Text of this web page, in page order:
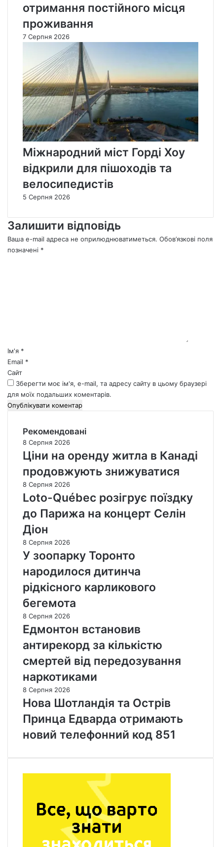
отримання постійного місця
проживання
7 Серпня 2026
Міжнародний міст Горді Хоу
відкрили для пішоходів та
велосипедистів
5 Серпня 2026
Залишити відповідь
Ваша e-mail адреса не оприлюднюватиметься. Обов’язкові поля
позначені *
*Ім'я *
Email *
Сайт
Зберегти моє ім'я, e-mail, та адресу сайту в цьому браузері
для моїх подальших коментарів.
Рекомендовані
8 Серпня 2026
Ціни на оренду житла в Канаді
продовжують знижуватися
8 Серпня 2026
Loto-Québec розігрує поїздку
до Парижа на концерт Селін
Діон
8 Серпня 2026
У зоопарку Торонто
народилося дитинча
рідкісного карликового
бегемота
8 Серпня 2026
Едмонтон встановив
антирекорд за кількістю
смертей від передозування
наркотиками
8 Серпня 2026
Нова Шотландія та Острів
Принца Едварда отримають
новий телефонний код 851